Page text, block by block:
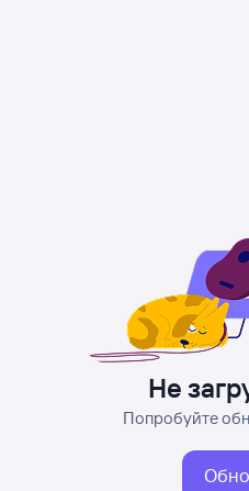
Не
Попробуйте